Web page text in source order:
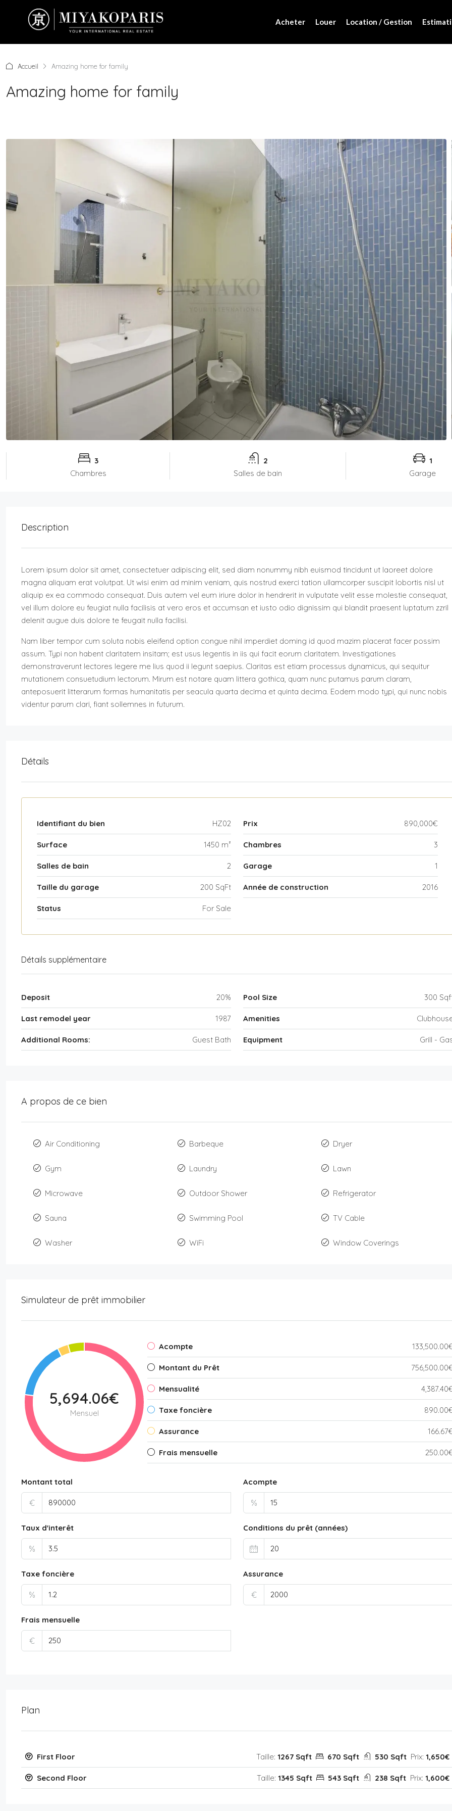
Acheter Louer Location / Gestion
Accueil Amazing home for family
Amazing home for family
3
Chambres
2
Salles de bain
1
Garage
Description
Lorem ipsum dolor sit amet, consectetuer adipiscing elit, sed diam nonummy nibh euismod tincidunt ut laoreet dolore
magna aliquam erat volutpat. Ut wisi enim ad minim veniam, quis nostrud exerci tation ullamcorper suscipit lobortis nisl ut
aliquip ex ea commodo consequat. Duis autem vel eum iriure dolor in hendrerit in vulputate velit esse molestie consequat,
vel illum dolore eu feugiat nulla facilisis at vero eros et accumsan et iusto odio dignissim qui blandit praesent luptatum zzril
delenit augue duis dolore te feugait nulla facilisi.
Nam liber tempor cum soluta nobis eleifend option congue nihil imperdiet doming id quod mazim placerat facer possim
assum. Typi non habent claritatem insitam; est usus legentis in iis qui facit eorum claritatem. Investigationes
demonstraverunt lectores legere me lius quod ii legunt saepius. Claritas est etiam processus dynamicus, qui sequitur
mutationem consuetudium lectorum. Mirum est notare quam littera gothica, quam nunc putamus parum claram,
anteposuerit litterarum formas humanitatis per seacula quarta decima et quinta decima. Eodem modo typi, qui nunc nobis
videntur parum clari, fiant sollemnes in futurum.
Détails
Identifiant du bien HZ02 Prix 890,000€
Surface 1450 m² Chambres 3
Salles de bain 2 Garage 1
Taille du garage 200 SqFt Année de construction 2016
Status For Sale
Détails supplémentaire
Deposit 20% Pool Size 300
Last remodel year 1987 Amenities
Additional Rooms: Guest Bath Equipment Grill -
A propos de ce bien
Air Conditioning Barbeque Dryer
Gym Laundry Lawn
Microwave Outdoor Shower Refrigerator
Sauna Swimming Pool TV Cable
Washer WiFi Window Coverings
Simulateur de prêt immobilier
5,694.06€
Mensuel
Acompte
Montant du Prêt
Mensualité
Taxe foncière
Assurance
Frais mensuelle
Montant total
€
Acompte
%
Taux d'interêt
%
Conditions du prêt (années)
Taxe foncière
%
Assurance
€
Frais mensuelle
€
Plan
First Floor Taille: 1267 Sqft 670 Sqft 530 Sqft Prix: 1,650€
Second Floor Taille: 1345 Sqft 543 Sqft 238 Sqft Prix: 1,600€